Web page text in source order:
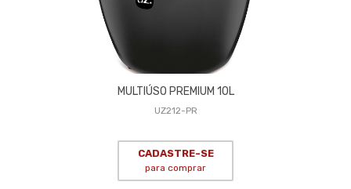
MULTIÚSO PREMIUM 10L
UZ212-PR
CADASTRE-SE
para comprar